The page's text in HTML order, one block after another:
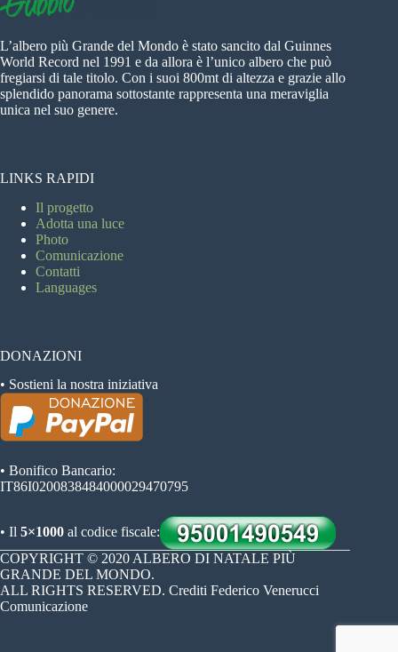
L’albero più Grande del Mondo è stato sancito dal Guinnes
World Record nel 1991 e da allora è l’unico albero che può
fregiarsi di tale titolo. Con i suoi 800mt di altezza e grazie allo
splendido panorama sottostante rappresenta una meraviglia
unica nel suo genere.
LINKS RAPIDI
Il progetto
Adotta una luce
Photo
Comunicazione
Contatti
Languages
DONAZIONI
• Sostieni la nostra iniziativa
• Bonifico Bancario:
IT86I0200838484000029470795
• Il 5×1000 al codice fiscale:
COPYRIGHT © 2020 ALBERO DI NATALE PIÙ
GRANDE DEL MONDO.
ALL RIGHTS RESERVED. Crediti Federico Venerucci
Comunicazione